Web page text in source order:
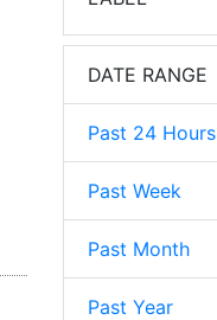
DATE RANGE
Past 24 Hours
Past Week
Past Month
Past Year